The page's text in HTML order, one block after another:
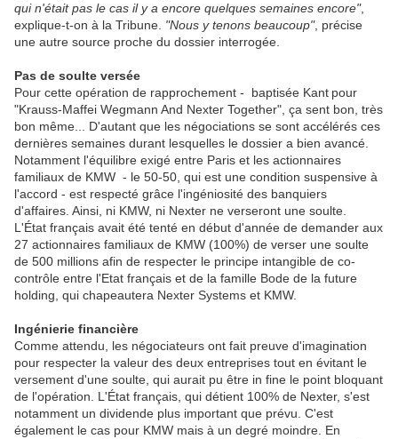
qui n'était pas le cas il y a encore quelques semaines encore",
explique-t-on à la Tribune. "Nous y tenons beaucoup", précise
une autre source proche du dossier interrogée.
Pas de soulte versée
Pour cette opération de rapprochement - baptisée Kant pour
"Krauss-Maffei Wegmann And Nexter Together", ça sent bon, très
bon même... D'autant que les négociations se sont accélérés ces
dernières semaines durant lesquelles le dossier a bien avancé.
Notamment l'équilibre exigé entre Paris et les actionnaires
familiaux de KMW - le 50-50, qui est une condition suspensive à
l'accord - est respecté grâce l'ingéniosité des banquiers
d'affaires. Ainsi, ni KMW, ni Nexter ne verseront une soulte.
L'État français avait été tenté en début d'année de demander aux
27 actionnaires familiaux de KMW (100%) de verser une soulte
de 500 millions afin de respecter le principe intangible de co-
contrôle entre l'Etat français et de la famille Bode de la future
holding, qui chapeautera Nexter Systems et KMW.
Ingénierie financière
Comme attendu, les négociateurs ont fait preuve d'imagination
pour respecter la valeur des deux entreprises tout en évitant le
versement d'une soulte, qui aurait pu être in fine le point bloquant
de l'opération. L'État français, qui détient 100% de Nexter, s'est
notamment un dividende plus important que prévu. C'est
également le cas pour KMW mais à un degré moindre. En